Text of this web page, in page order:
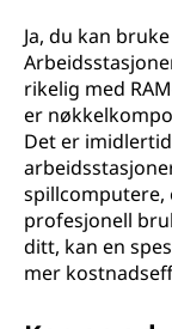
Ja, du kan
rikelig med
er
Det er
profesjonell
ditt, kan en
mer